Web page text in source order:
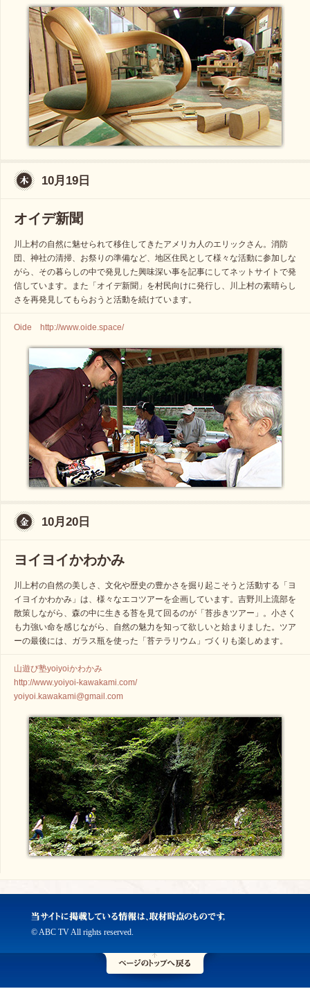
10月19日
オイデ新聞
川上村の自然に魅せられて移住してきたアメリカ人のエリックさん。消防
団、神社の清掃、お祭りの準備など、地区住民として様々な活動に参加しな
がら、その暮らしの中で発見した興味深い事を記事にしてネットサイトで発
信しています。また「オイデ新聞」を村民向けに発行し、川上村の素晴らし
さを再発見してもらおうと活動を続けています。
Oide http://www.oide.space/
10月20日
ヨイヨイかわかみ
川上村の自然の美しさ、文化や歴史の豊かさを掘り起こそうと活動する「ヨ
イヨイかわかみ」は、様々なエコツアーを企画しています。吉野川上流部を
散策しながら、森の中に生きる苔を見て回るのが「苔歩きツアー」。小さく
も力強い命を感じながら、自然の魅力を知って欲しいと始まりました。ツア
ーの最後には、ガラス瓶を使った「苔テラリウム」づくりも楽しめます。
山遊び塾yoiyoiかわかみ
http://www.yoiyoi-kawakami.com/
yoiyoi.kawakami@gmail.com
© ABC TV All rights reserved.